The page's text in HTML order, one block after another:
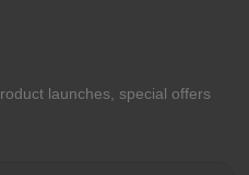
launches, special offers